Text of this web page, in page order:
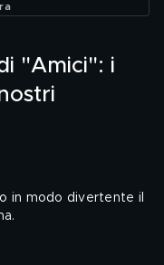
"Amici": i
in modo divertente il